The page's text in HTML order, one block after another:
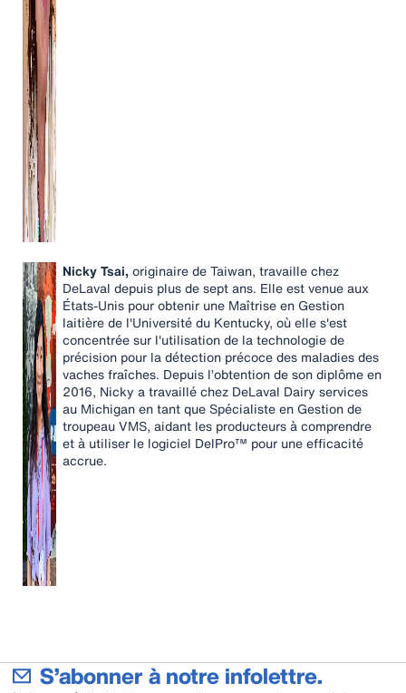
Nicky Tsai,originaire de Taiwan, travaille chez
DeLaval depuis plus de sept ans. Elle est venue aux
États-Unis pour obtenir une Maîtrise en Gestion
laitière de l'Université du Kentucky, où elle s'est
concentrée sur l'utilisation de la technologie de
précision pour la détection précoce des maladies des
vaches fraîches. Depuis l’obtention de son diplôme en
2016, Nicky a travaillé chez DeLaval Dairy services
au Michigan en tant que Spécialiste en Gestion de
troupeau VMS, aidant les producteurs à comprendre
et à utiliser le logiciel DelPro™ pour une efficacité
accrue.
S’abonner à notre infolettre.